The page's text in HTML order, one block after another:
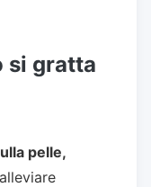
si gratta
pelle,